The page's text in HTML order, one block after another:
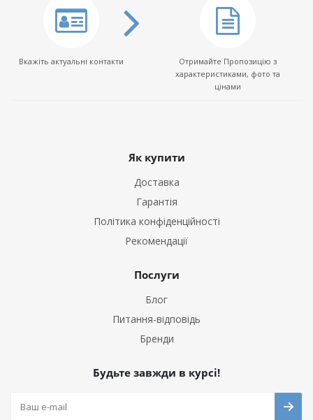
Вкажіть актуальні контакти
Отримайте Пропозицію з
характеристиками, фото та
цінами
Як купити
Доставка
Гарантія
Політика конфіденційності
Рекомендації
Послуги
Блог
Питання-відповідь
Бренди
Будьте завжди в курсі!